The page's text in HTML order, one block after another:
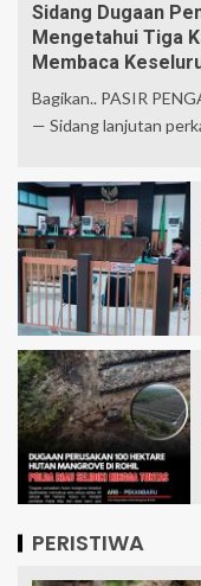
Sidang Dugaan
Mengetahui Tiga
Membaca
Bagikan.. PASIR
— Sidang lanjutan
PERISTIWA